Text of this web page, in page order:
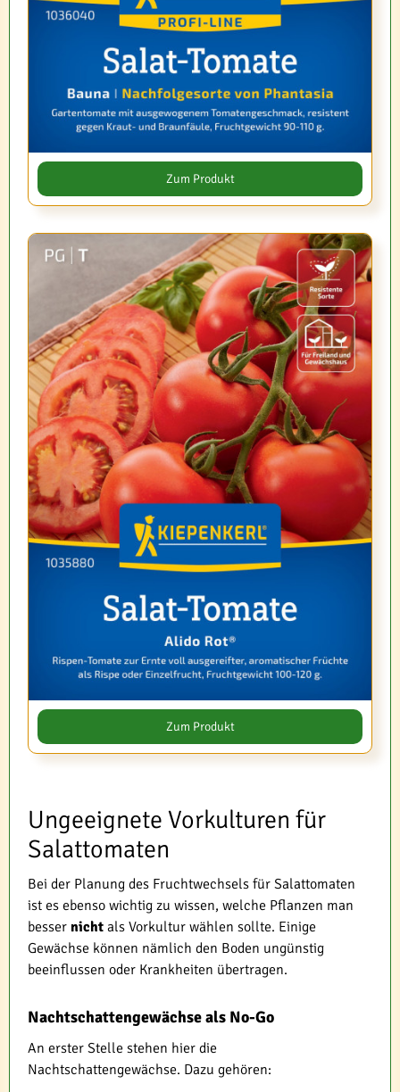
Zum Produkt
Zum Produkt
Ungeeignete Vorkulturen für
Salattomaten
Bei der Planung des Fruchtwechsels für Salattomaten
ist es ebenso wichtig zu wissen, welche Pflanzen man
besser nicht als Vorkultur wählen sollte. Einige
Gewächse können nämlich den Boden ungünstig
beeinflussen oder Krankheiten übertragen.
Nachtschattengewächse als No-Go
An erster Stelle stehen hier die
Nachtschattengewächse. Dazu gehören: